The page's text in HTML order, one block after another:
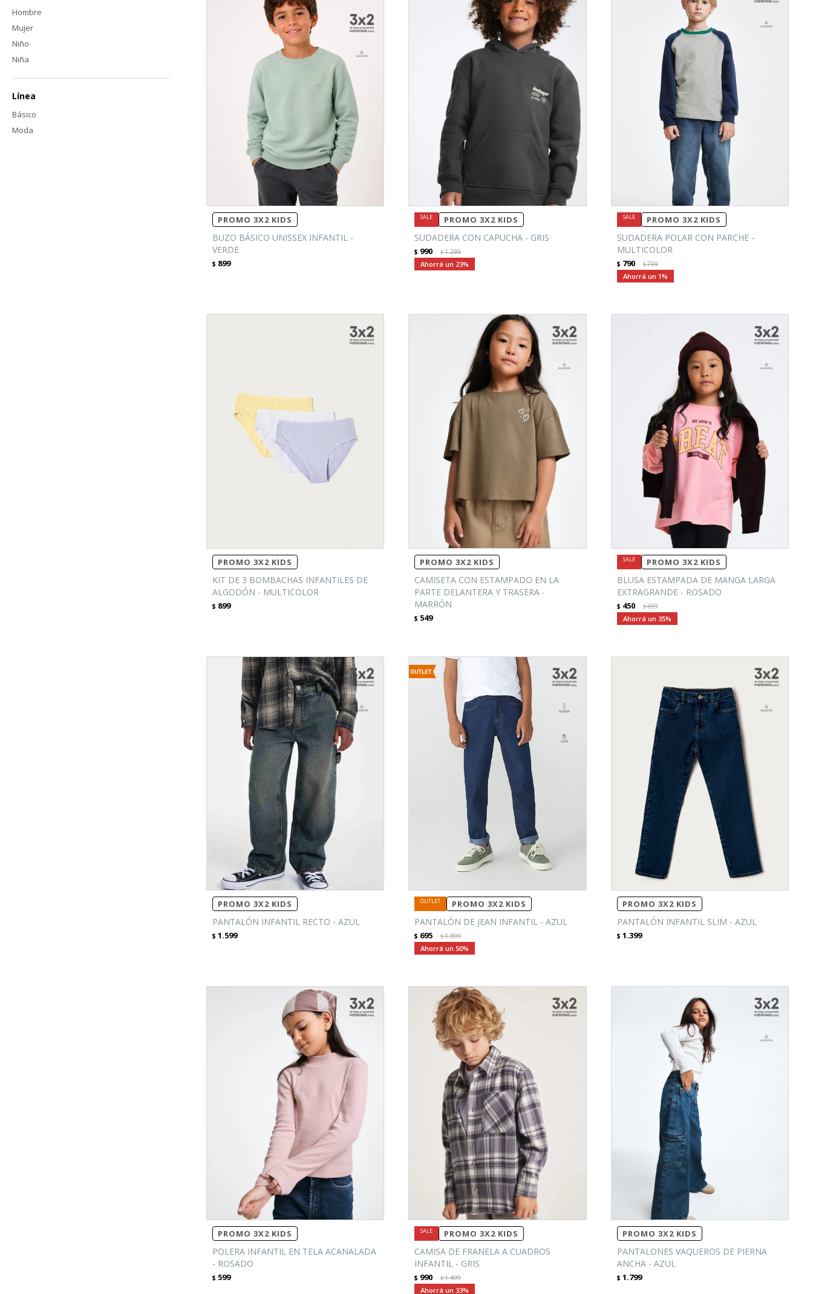
PROMO 3X2 KIDS
BUZO BÁSICO UNISSEX INFANTIL -
VERDE
$ 899
PROMO 3X2 KIDS
SUDADERA CON CAPUCHA - GRIS
$ 990 $1.299
23
PROMO 3X2 KIDS
SUDADERA POLAR CON PARCHE -
MULTICOLOR
$ 790 $799
1
PROMO 3X2 KIDS
KIT DE 3 BOMBACHAS INFANTILES DE
ALGODÓN - MULTICOLOR
$ 899
PROMO 3X2 KIDS
CAMISETA CON ESTAMPADO EN LA
PARTE DELANTERA Y TRASERA -
MARRÓN
$ 549
PROMO 3X2 KIDS
BLUSA ESTAMPADA DE MANGA LARGA
EXTRAGRANDE - ROSADO
$ 450 $699
35
PROMO 3X2 KIDS
PANTALÓN INFANTIL RECTO - AZUL
$ 1.599
PROMO 3X2 KIDS
PANTALÓN DE JEAN INFANTIL - AZUL
$ 695 $1.399
50
PROMO 3X2 KIDS
PANTALÓN INFANTIL SLIM - AZUL
$ 1.399
PROMO 3X2 KIDS
POLERA INFANTIL EN TELA ACANALADA
- ROSADO
$ 599
PROMO 3X2 KIDS
CAMISA DE FRANELA A CUADROS
INFANTIL - GRIS
$ 990 $1.499
33
PROMO 3X2 KIDS
PANTALONES VAQUEROS DE PIERNA
ANCHA - AZUL
$ 1.799
Hombre
Mujer
Niño
Niña
Línea
Básico
Moda